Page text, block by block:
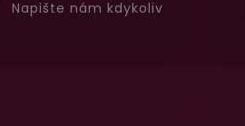
Napište nám kdykoliv